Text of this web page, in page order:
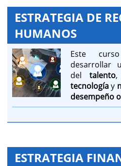
ESTRATEGIA DE
HUMANOS
Este
desarrollar
del talento
tecnologíay
desempeño
ESTRATEGIA